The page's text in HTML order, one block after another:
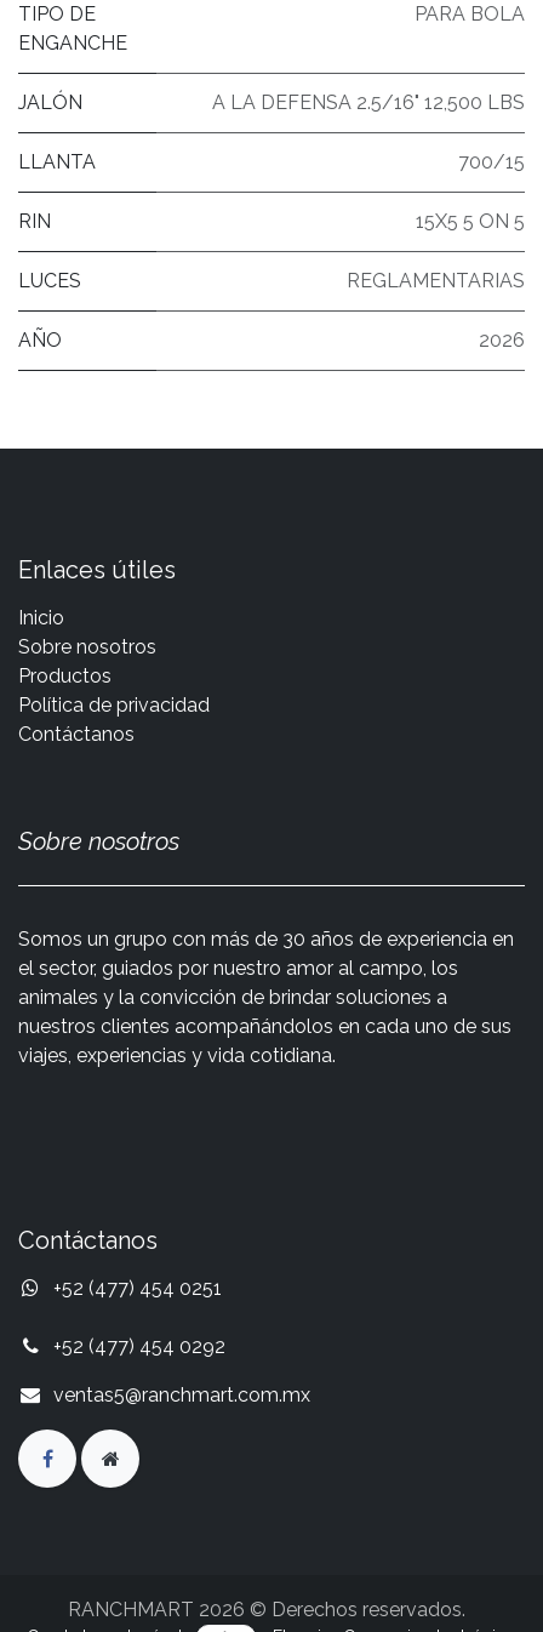
TIPO DE
ENGANCHE
PARA BOLA
JALÓN A LA DEFENSA 2.5/16" 12,500 LBS
LLANTA 700/15
RIN 15X5 5 ON 5
LUCES REGLAMENTARIAS
AÑO 2026
Enlaces útiles
Inicio
Sobre nosotros
Productos
Política de privacidad
Contáctanos
Sobre nosotros
Somos un grupo con más de 30 años de experiencia en
el sector, guiados por nuestro amor al campo, los
animales y la convicción de brindar soluciones a
nuestros clientes acompañándolos en cada uno de sus
viajes, experiencias y vida cotidiana.
Contáctanos
+52 (477) 454 0251
+52 (477) 454 0292
ventas5@ranchmart.com.mx
RANCHMART 2026 © Derechos reservados.